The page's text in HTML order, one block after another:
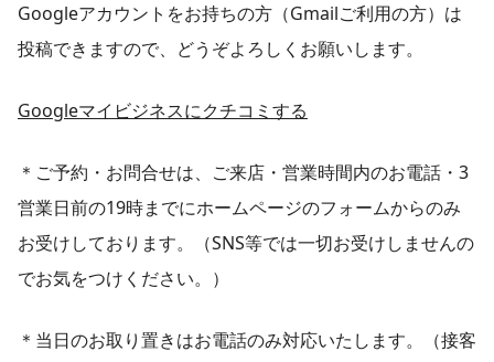
Googleアカウントをお持ちの方（Gmailご利用の方）は
投稿できますので、どうぞよろしくお願いします。
Googleマイビジネスにクチコミする
＊ご予約・お問合せは、ご来店・営業時間内のお電話・3
営業日前の19時までにホームページのフォームからのみ
お受けしております。（SNS等では一切お受けしませんの
でお気をつけください。）
＊当日のお取り置きはお電話のみ対応いたします。（接客